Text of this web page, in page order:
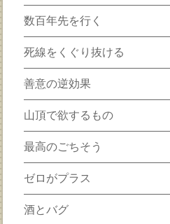
数百年先を行く
死線をくぐり抜ける
善意の逆効果
山頂で欲するもの
最高のごちそう
ゼロがプラス
酒とバグ